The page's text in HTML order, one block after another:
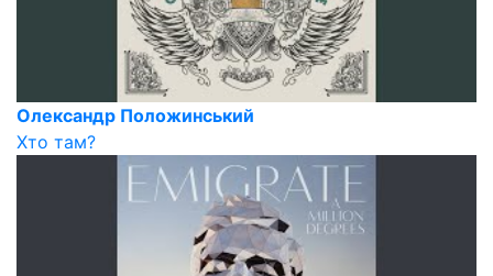
Олександр Положинський
Хто там?